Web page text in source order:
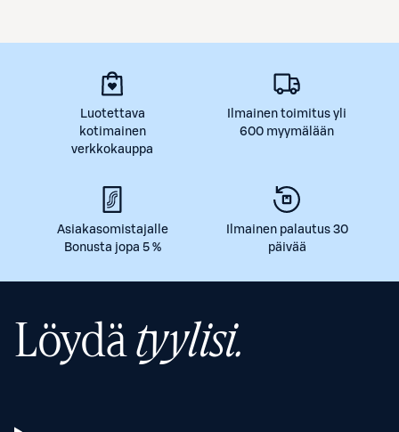
Luotettava
kotimainen
verkkokauppa
Ilmainen toimitus yli
600 myymälään
Asiakasomistajalle
Bonusta jopa 5 %
Ilmainen palautus 30
päivää
Löydätyylisi.